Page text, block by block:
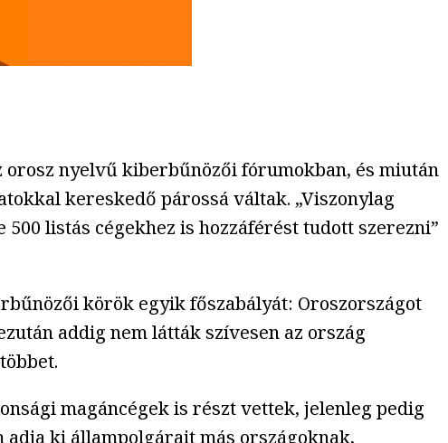
nyelvű kiberbűnözői fórumokban, és miután
kereskedő párossá váltak. „Viszonylag
listás cégekhez is hozzáférést tudott szerezni”
körök egyik főszabályát: Oroszországot
addig nem látták szívesen az ország
magáncégek is részt vettek, jelenleg pedig
adja ki állampolgárait más országoknak,